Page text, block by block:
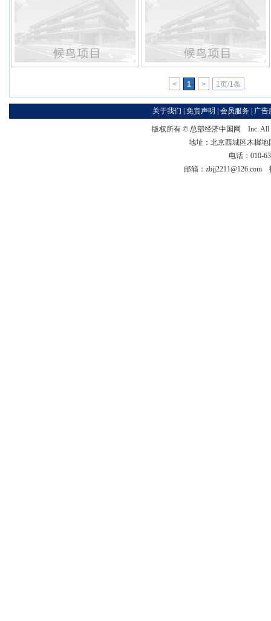
< 1 > 1页/1条
关于我们 免责声明 会员服务 广告
版权所有 © 总部经济中国网
Inc. All
地址：北京西城区木樨
电话：010-
邮箱：zbjj2211@126.com